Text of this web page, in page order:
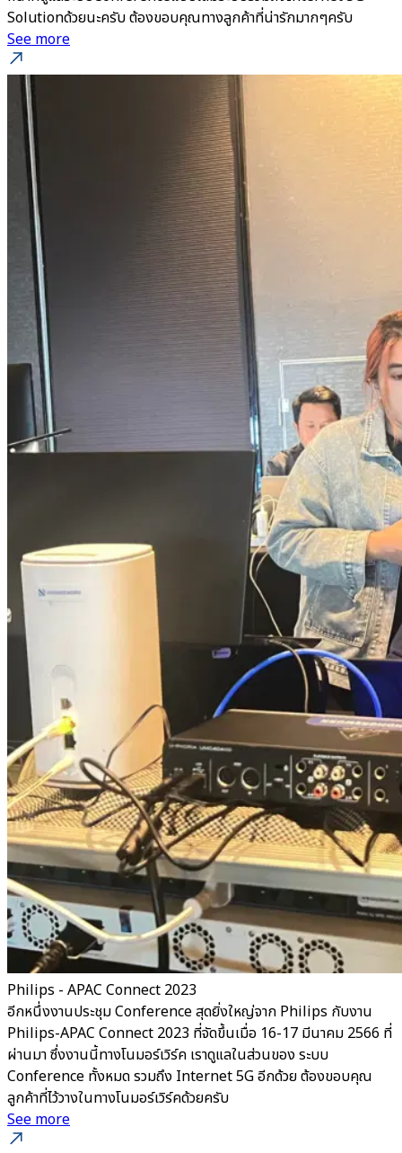
Solutionด้วยนะครับ ต้องขอบคุณทางลูกค้าที่น่ารักมากๆครับ
See more
Philips - APAC Connect 2023
อีกหนึ่งงานประชุม Conference สุดยิ่งใหญ่จาก Philips กับงาน
Philips-APAC Connect 2023 ที่จัดขึ้นเมื่อ 16-17 มีนาคม 2566 ที่
ผ่านมา ซึ่งงานนี้ทางโนมอร์เวิร์ค เราดูแลในส่วนของ ระบบ
Conference ทั้งหมด รวมถึง Internet 5G อีกด้วย ต้องขอบคุณ
ลูกค้าที่ไว้วางในทางโนมอร์เวิร์คด้วยครับ
See more